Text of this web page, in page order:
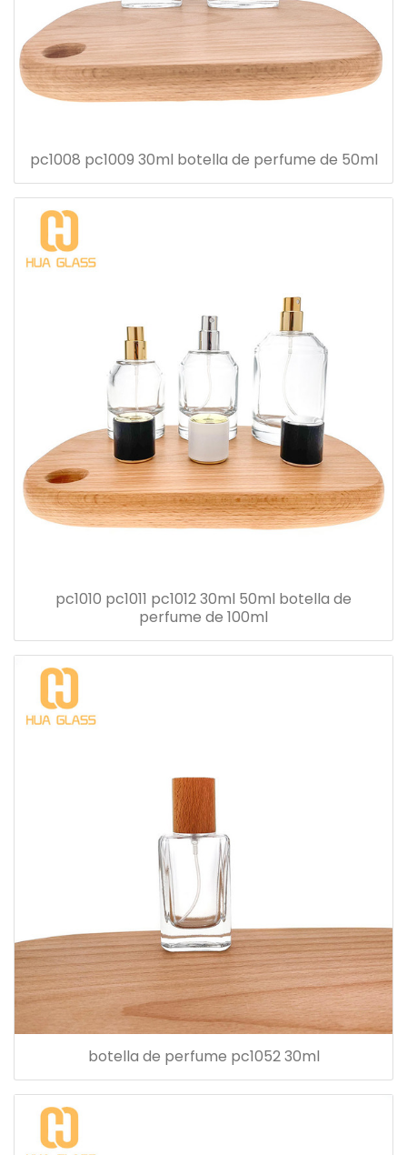
pc1008 pc1009 30ml botella de perfume de 50ml
pc1010 pc1011 pc1012 30ml 50ml botella de
perfume de 100ml
botella de perfume pc1052 30ml